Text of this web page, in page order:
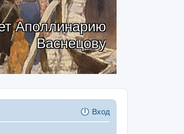
Аполлинарию
Васнецову
Вход